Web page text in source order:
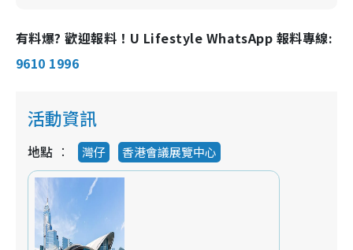
有料爆? 歡迎報料！U Lifestyle WhatsApp 報料專線:
9610 1996
活動資訊
地點 灣仔 香港會議展覽中心